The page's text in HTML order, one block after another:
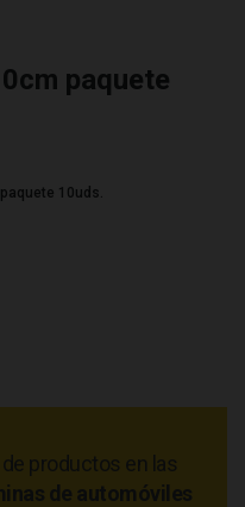
paquete
10uds.
productos en las
de automóviles